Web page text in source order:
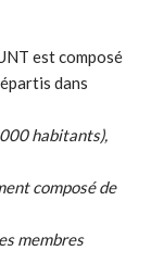
est composé
dans
habitants),
composé de
membres